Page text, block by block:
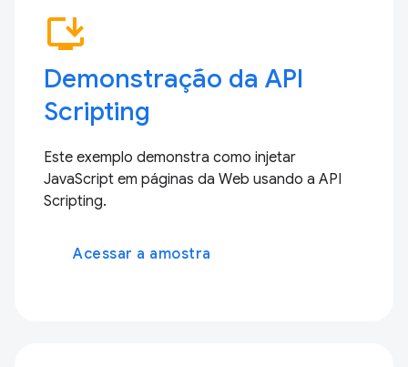
install_desktop
Demonstração da API
Scripting
Este exemplo demonstra como injetar
JavaScript em páginas da Web usando a API
Scripting.
Acessar a amostra